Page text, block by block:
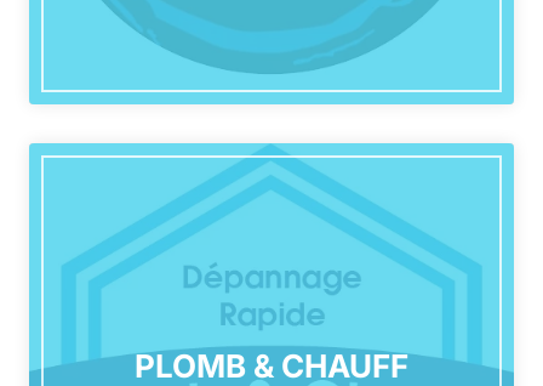
PLOMB & CHAUFF